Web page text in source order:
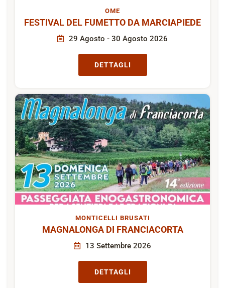
OME
FESTIVAL DEL FUMETTO DA MARCIAPIEDE
29 Agosto - 30 Agosto 2026
DETTAGLI
MONTICELLI BRUSATI
MAGNALONGA DI FRANCIACORTA
13 Settembre 2026
DETTAGLI